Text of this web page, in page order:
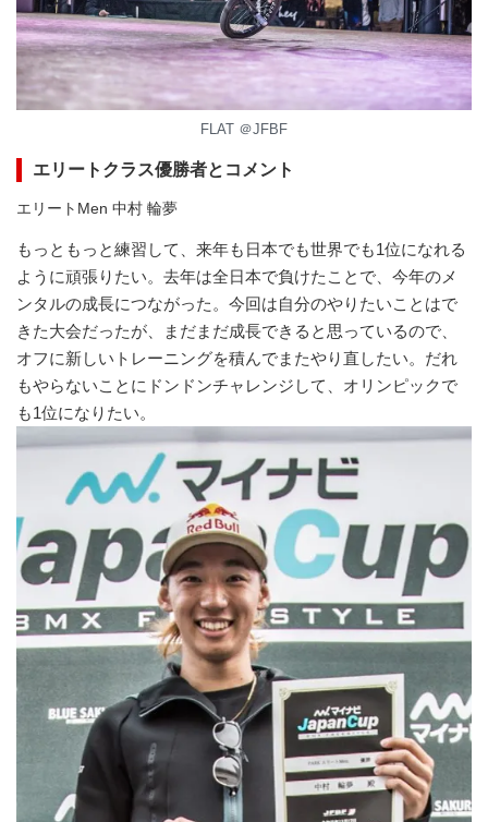
FLAT ＠JFBF
エリートクラス優勝者とコメント
エリートMen 中村 輪夢
もっともっと練習して、来年も日本でも世界でも1位になれる
ように頑張りたい。去年は全日本で負けたことで、今年のメ
ンタルの成長につながった。今回は自分のやりたいことはで
きた大会だったが、まだまだ成長できると思っているので、
オフに新しいトレーニングを積んでまたやり直したい。だれ
もやらないことにドンドンチャレンジして、オリンピックで
も1位になりたい。